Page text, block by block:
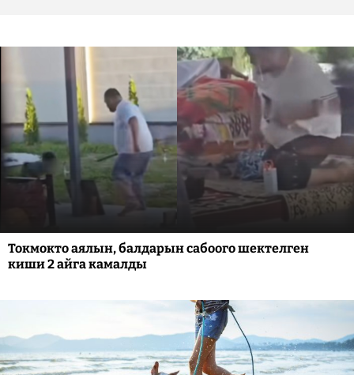
Токмокто аялын, балдарын сабоого шектелген
киши 2 айга камалды